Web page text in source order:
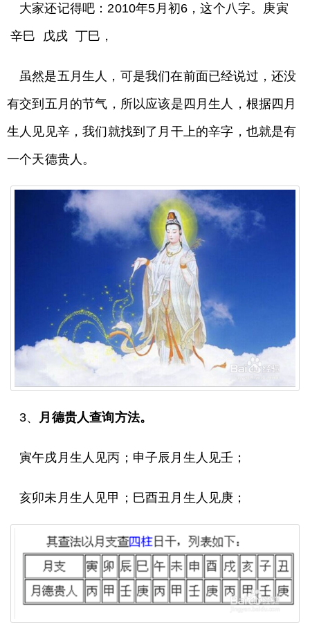
大家还记得吧：2010年5月初6，这个八字。庚寅
辛巳 戊戌 丁巳，
虽然是五月生人，可是我们在前面已经说过，还没
有交到五月的节气，所以应该是四月生人，根据四月
生人见见辛，我们就找到了月干上的辛字，也就是有
一个天德贵人。
3、 月德贵人查询方法。
寅午戌月生人见丙；申子辰月生人见壬；
亥卯未月生人见甲；巳酉丑月生人见庚；